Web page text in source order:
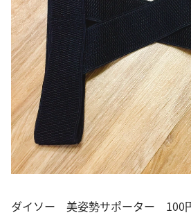
ダイソー 美姿勢サポーター 100円